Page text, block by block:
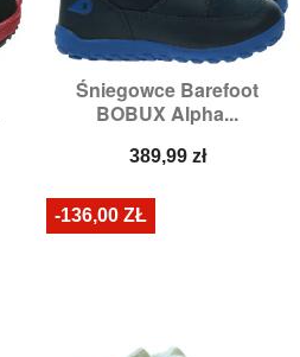
Śniegowce Barefoot
BOBUX Alpha...
Cena
389,99 zł
-136,00 ZŁ